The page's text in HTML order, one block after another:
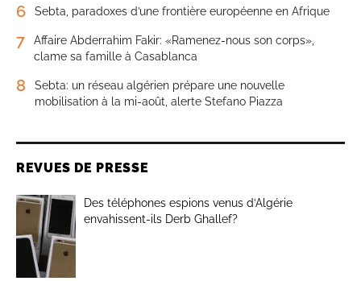
6 Sebta, paradoxes d’une frontière européenne en Afrique
7
Affaire Abderrahim Fakir: «Ramenez-nous son corps»,
clame sa famille à Casablanca
8
Sebta: un réseau algérien prépare une nouvelle
mobilisation à la mi-août, alerte Stefano Piazza
REVUES DE PRESSE
Des téléphones espions venus d’Algérie
envahissent-ils Derb Ghallef?